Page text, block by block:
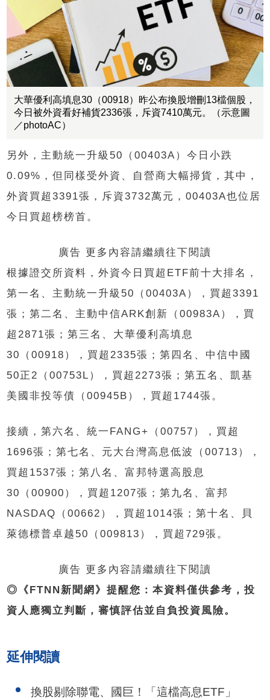
大華優利高填息30（00918）昨公布換股增刪13檔個股，
今日被外資看好補貨2336張，斥資7410萬元。（示意圖
／photoAC）
另外，主動統一升級50（00403A）今日小跌
0.09%，但同樣受外資、自營商大幅掃貨，其中，
外資買超3391張，斥資3732萬元，00403A也位居
今日買超榜榜首。
廣告 更多內容請繼續往下閱讀
根據證交所資料，外資今日買超ETF前十大排名，
第一名、主動統一升級50（00403A），買超3391
張；第二名、主動中信ARK創新（00983A），買
超2871張；第三名、大華優利高填息
30（00918），買超2335張；第四名、中信中國
50正2（00753L），買超2273張；第五名、凱基
美國非投等債（00945B），買超1744張。
接續，第六名、統一FANG+（00757），買超
1696張；第七名、元大台灣高息低波（00713），
買超1537張；第八名、富邦特選高股息
30（00900），買超1207張；第九名、富邦
NASDAQ（00662），買超1014張；第十名、貝
萊德標普卓越50（009813），買超729張。
廣告 更多內容請繼續往下閱讀
◎《FTNN新聞網》提醒您：本資料僅供參考，投
資人應獨立判斷，審慎評估並自負投資風險。
延伸閱讀
換股剔除聯電、國巨！「這檔高息ETF」